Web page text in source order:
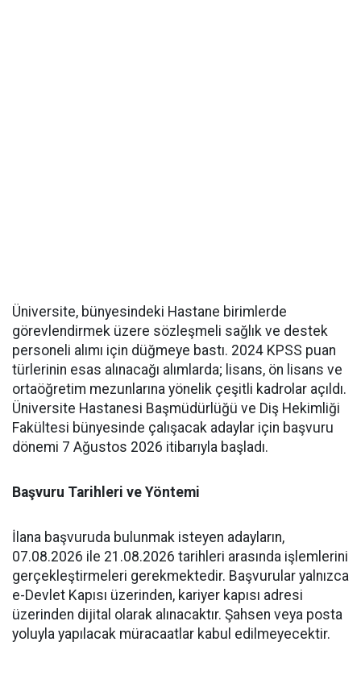
Üniversite, bünyesindeki Hastane birimlerde
görevlendirmek üzere sözleşmeli sağlık ve destek
personeli alımı için düğmeye bastı. 2024 KPSS puan
türlerinin esas alınacağı alımlarda; lisans, ön lisans ve
ortaöğretim mezunlarına yönelik çeşitli kadrolar açıldı.
Üniversite Hastanesi Başmüdürlüğü ve Diş Hekimliği
Fakültesi bünyesinde çalışacak adaylar için başvuru
dönemi 7 Ağustos 2026 itibarıyla başladı.
Başvuru Tarihleri ve Yöntemi
İlana başvuruda bulunmak isteyen adayların,
07.08.2026 ile 21.08.2026 tarihleri arasında işlemlerini
gerçekleştirmeleri gerekmektedir. Başvurular yalnızca
e-Devlet Kapısı üzerinden, kariyer kapısı adresi
üzerinden dijital olarak alınacaktır. Şahsen veya posta
yoluyla yapılacak müracaatlar kabul edilmeyecektir.